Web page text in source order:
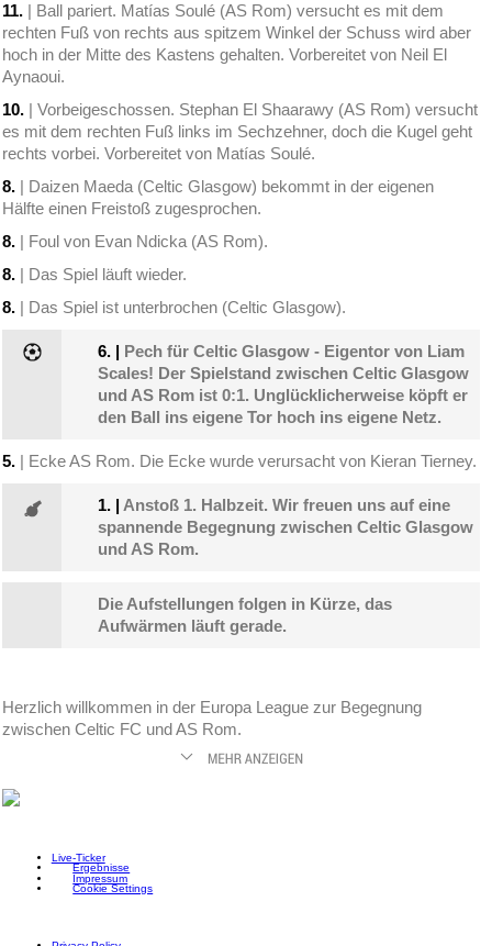
11. | Ball pariert. Matías Soulé (AS Rom) versucht es mit dem
rechten Fuß von rechts aus spitzem Winkel der Schuss wird aber
hoch in der Mitte des Kastens gehalten. Vorbereitet von Neil El
Aynaoui.
10. | Vorbeigeschossen. Stephan El Shaarawy (AS Rom) versucht
es mit dem rechten Fuß links im Sechzehner, doch die Kugel geht
rechts vorbei. Vorbereitet von Matías Soulé.
8. | Daizen Maeda (Celtic Glasgow) bekommt in der eigenen
Hälfte einen Freistoß zugesprochen.
8. | Foul von Evan Ndicka (AS Rom).
8. | Das Spiel läuft wieder.
8. | Das Spiel ist unterbrochen (Celtic Glasgow).
6. | Pech für Celtic Glasgow - Eigentor von Liam
Scales! Der Spielstand zwischen Celtic Glasgow
und AS Rom ist 0:1. Unglücklicherweise köpft er
den Ball ins eigene Tor hoch ins eigene Netz.
5. | Ecke AS Rom. Die Ecke wurde verursacht von Kieran Tierney.
1. | Anstoß 1. Halbzeit. Wir freuen uns auf eine
spannende Begegnung zwischen Celtic Glasgow
und AS Rom.
Die Aufstellungen folgen in Kürze, das
Aufwärmen läuft gerade.
Herzlich willkommen in der Europa League zur Begegnung
zwischen Celtic FC und AS Rom.
Live-Ticker
Ergebnisse
Impressum
Cookie Settings